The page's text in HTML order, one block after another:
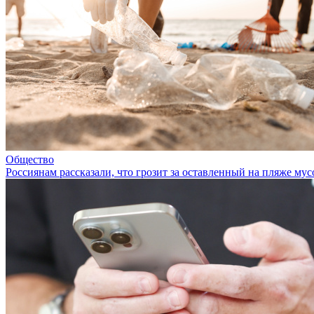
Общество
Россиянам рассказали, что грозит за оставленный на пляже